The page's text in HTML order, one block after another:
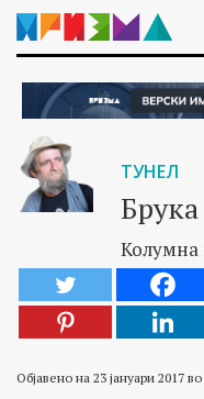
ТУНЕЛ
Колумна
Објавено на 23 јануари 2017